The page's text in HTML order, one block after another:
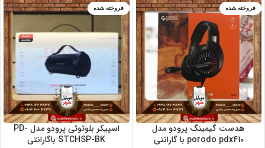
فروخته شده
هدست گیمینگ پرودو مدل
porodo pdx410 با گارانتی
فروخته شده
اسپیکر بلوتوثی پرودو مدل PD-
STCHSP-BK باگارانتی